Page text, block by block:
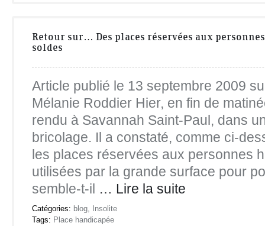
Retour sur… Des places réservées aux
soldes
Article publié le 13 septembre 2009
Mélanie Roddier Hier, en fin de
rendu à Savannah Saint-Paul, dans
bricolage. Il a constaté, comme ci-
les places réservées aux personnes
utilisées par la grande surface pour
semble-t-il … Lire la suite
Catégories: blog,
Insolite
Tags: Place handicapée